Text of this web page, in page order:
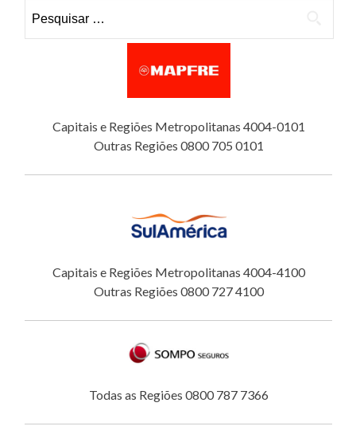
Capitais e Regiões Metropolitanas 4004-0101
Outras Regiões 0800 705 0101
Capitais e Regiões Metropolitanas 4004-4100
Outras Regiões 0800 727 4100
Todas as Regiões 0800 787 7366